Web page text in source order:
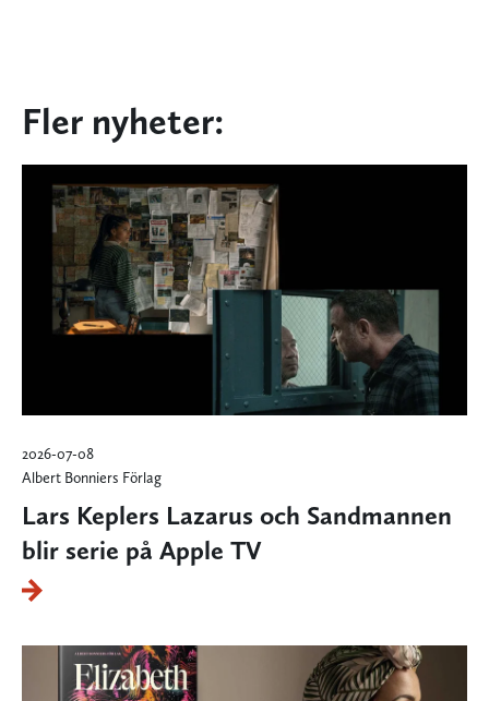
Fler nyheter:
2026-07-08
Albert Bonniers Förlag
Lars Keplers Lazarus och Sandmannen
blir serie på Apple TV